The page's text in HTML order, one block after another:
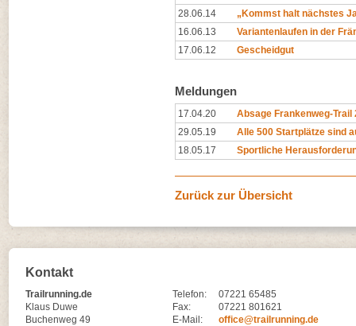
28.06.14
„Kommst halt nächstes
16.06.13
Variantenlaufen in der
17.06.12
Gescheidgut
Meldungen
17.04.20
Absage Frankenweg-Trail
29.05.19
Alle 500 Startplätze sind
18.05.17
Sportliche
Zurück zur Übersicht
Kontakt
Trailrunning.de
Klaus Duwe
Buchenweg 49
Telefon:
07221 65485
Fax:
07221 801621
E-Mail:
office@trailrunning.de